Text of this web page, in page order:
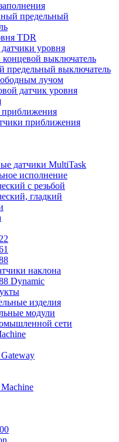
предельный
TDR
уровня
выключатель
предельный выключатель
лучом
датчик уровня
приближения
датчики MultiTask
исполнение
с резьбой
гладкий
наклона
Dynamic
изделия
модули
сети